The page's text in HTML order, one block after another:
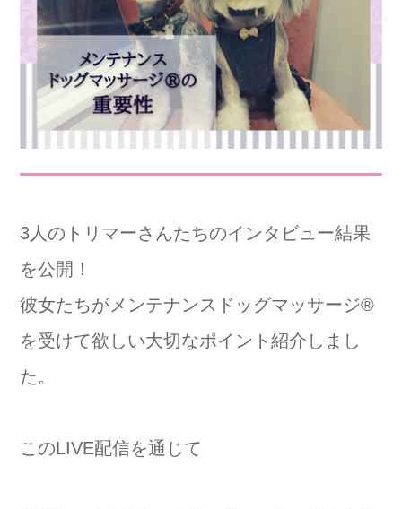
3人のトリマーさんたちのインタビュー結果
を公開！
彼女たちがメンテナンスドッグマッサージ®️
を受けて欲しい大切なポイント紹介しまし
た。
このLIVE配信を通じて